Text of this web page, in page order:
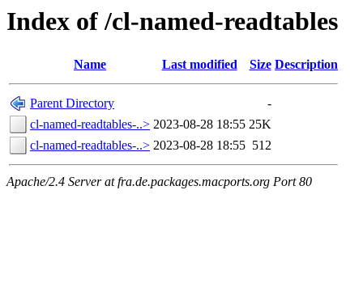
Index of /cl-named-readtables
Name Last modified Size Description
Parent Directory
-
cl-named-readtables-..> 2023-08-28 18:55 25K
cl-named-readtables-..> 2023-08-28 18:55 512
Apache/2.4 Server at fra.de.packages.macports.org Port 80